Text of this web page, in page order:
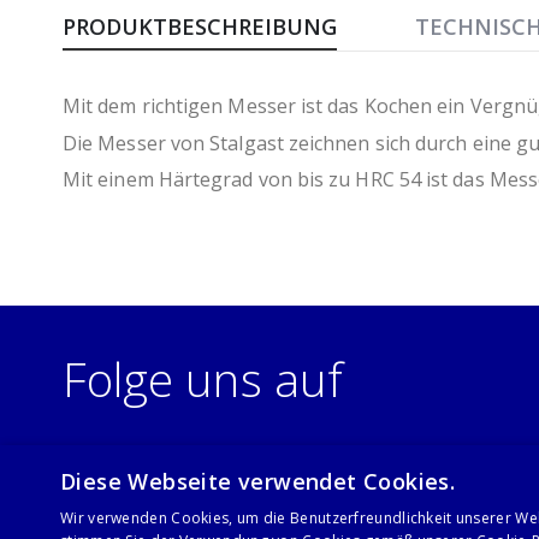
der
Bildergalerie
PRODUKTBESCHREIBUNG
Mit dem richtigen Messer ist das Kochen ein
Die Messer von Stalgast zeichnen sich durch eine
Mit einem Härtegrad von bis zu HRC 54 ist das
Folge uns auf
Diese Webseite verwendet Cookies.
Wir verwenden Cookies, um die Benutzerfreundlichkeit unserer